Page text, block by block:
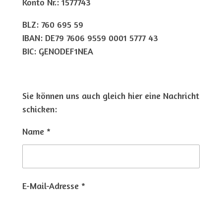
BLZ: 760 695 59
IBAN: DE79 7606 9559 0001 5777 43
BIC: GENODEF1NEA
Sie können uns auch gleich hier eine Nachricht
schicken:
Name *
E-Mail-Adresse *